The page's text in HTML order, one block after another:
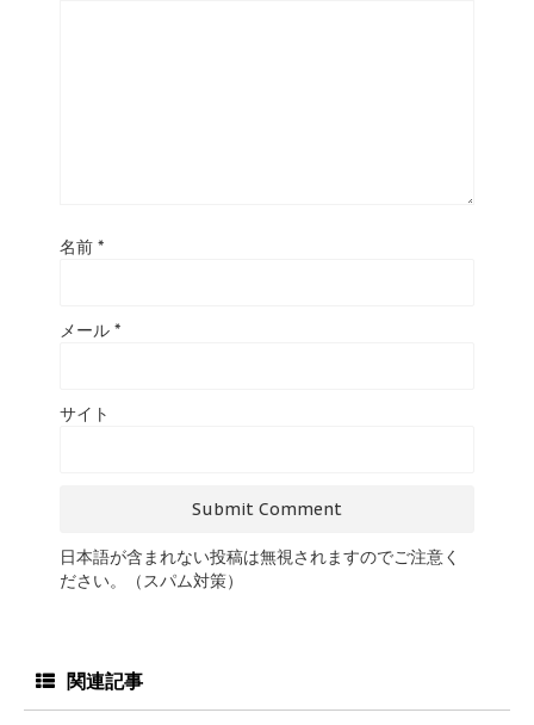
名前 *
メール *
サイト
日本語が含まれない投稿は無視されますのでご注意く
ださい。（スパム対策）
関連記事